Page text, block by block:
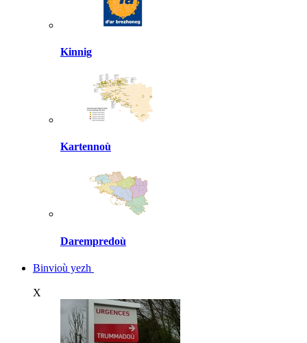
Kinnig
Kartennoù
Darempredoù
Binvioù yezh
X